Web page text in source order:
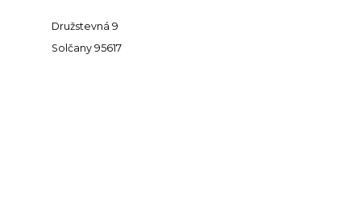
Družstevná 9
Solčany 95617